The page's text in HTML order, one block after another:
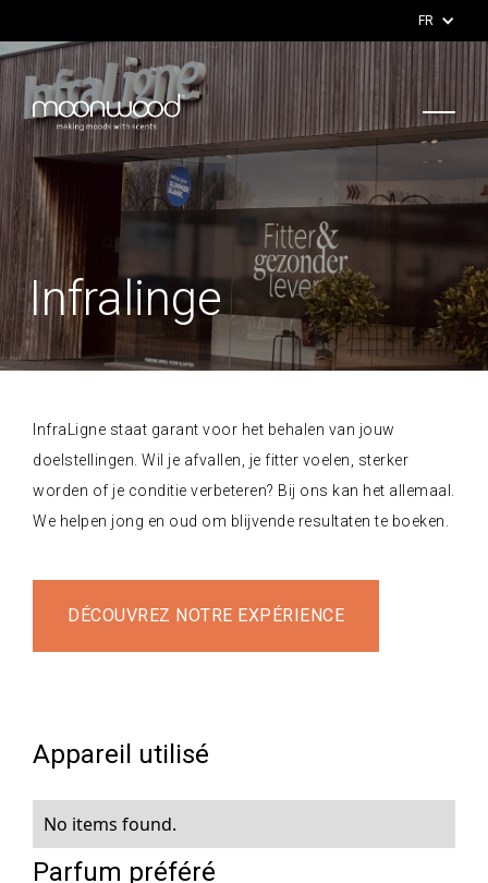
FR
Infralinge
InfraLigne staat garant voor het behalen van jouw
doelstellingen. Wil je afvallen, je fitter voelen, sterker
worden of je conditie verbeteren? Bij ons kan het allemaal.
We helpen jong en oud om blijvende resultaten te boeken.
DÉCOUVREZ NOTRE EXPÉRIENCE
Appareil utilisé
No items found.
Parfum préféré